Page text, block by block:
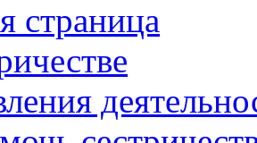
страница